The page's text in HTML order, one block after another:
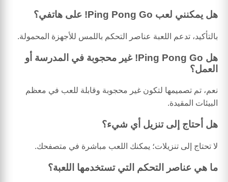
هل يمكنني لعب Ping Pong Go! على هاتفي؟
بالتأكيد، تدعم اللعبة عناصر التحكم باللمس للأجهزة المحمولة.
هل Ping Pong Go! غير محجوبة في المدرسة أو
العمل؟
نعم، تم تصميمها لتكون غير محجوبة وقابلة للعب في معظم
البيئات المقيدة.
هل أحتاج إلى تنزيل أي شيء؟
لا تحتاج إلى تنزيلات؛ يمكنك اللعب مباشرة في متصفحك.
ما هي عناصر التحكم التي تستخدمها اللعبة؟